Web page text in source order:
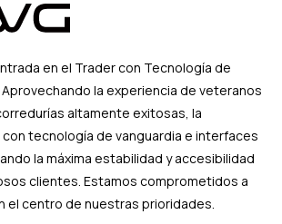
en el Trader con Tecnología de
la experiencia de veteranos
altamente exitosas, la
tecnología de vanguardia e interfaces
la máxima estabilidad y accesibilidad
clientes. Estamos comprometidos a
el centro de nuestras prioridades.